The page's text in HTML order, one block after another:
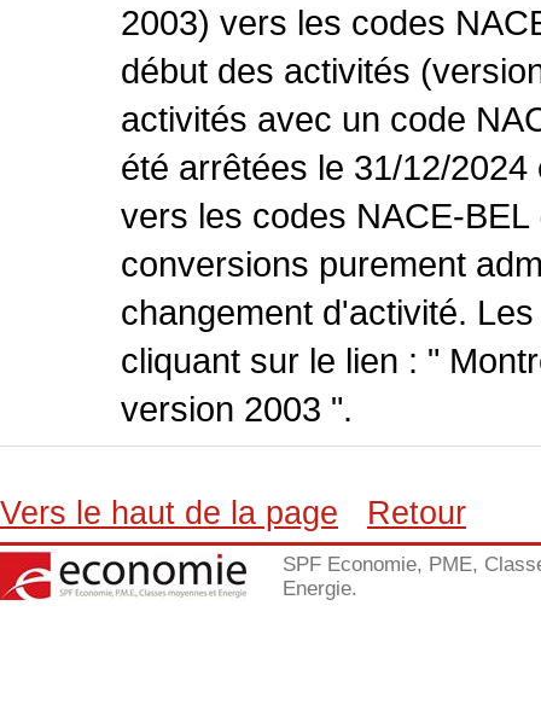
2003) vers les codes
début des activités
activités avec un code
été arrêtées le 31/12/
vers les codes NACE-
conversions purement
changement d'activité.
cliquant sur le lien : "
version 2003 ".
Vers le haut de la page Retour
SPF Economie, PME,
Energie.